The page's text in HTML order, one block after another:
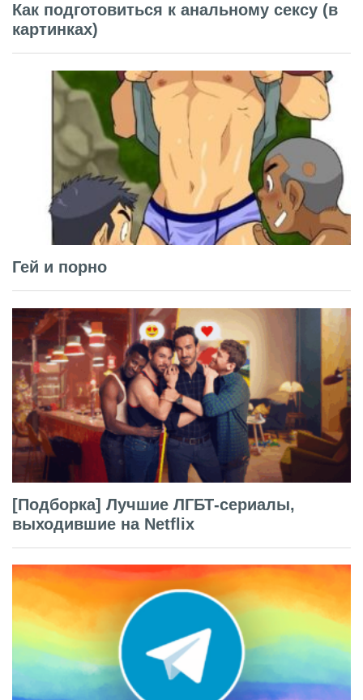
Как подготовиться к анальному сексу (в
картинках)
Гей и порно
[Подборка] Лучшие ЛГБТ-сериалы,
выходившие на Netflix